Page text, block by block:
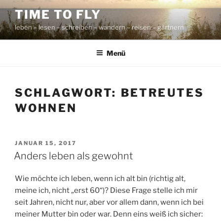
Zum
Inhalt
springen
TIME TO FLY
leben – lesen – schreiben – wandern – reisen – gärtnern
Menü
SCHLAGWORT: BETREUTES
WOHNEN
VERÖFFENTLICHT
AM
JANUAR 15, 2017
Anders leben als gewohnt
Wie möchte ich leben, wenn ich alt bin (richtig alt,
meine ich, nicht „erst 60“)? Diese Frage stelle ich mir
seit Jahren, nicht nur, aber vor allem dann, wenn ich bei
meiner Mutter bin oder war. Denn eins weiß ich sicher: